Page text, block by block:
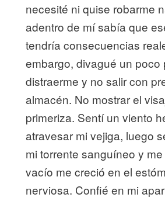
necesité ni quise robarme
adentro de mí sabía que
tendría consecuencias
embargo, divagué un poco
distraerme y no salir con
almacén. No mostrar el
primeriza. Sentí un viento
atravesar mi vejiga, luego
mi torrente sanguíneo y
vacío me creció en el
nerviosa. Confié en mi